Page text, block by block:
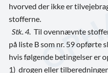
hvorved der ikke er
stofferne.
Stk. 4. Til ovennævnte
på liste B som nr. 59 opførte
hvis følgende betingelser er
1) drogen eller